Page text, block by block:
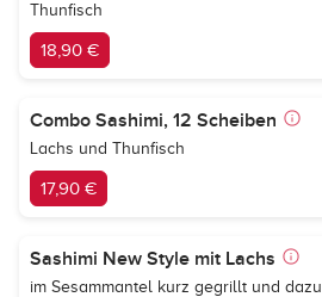
Thunfisch
18,90 €
Combo Sashimi, 12 Scheiben
Lachs und Thunfisch
17,90 €
Sashimi New Style mit Lachs
im Sesammantel kurz gegrillt und dazu